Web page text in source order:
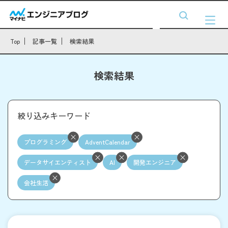
Top 記事一覧 検索結果
検索結果
絞り込みキーワード
プログラミング AdventCalendar
データサイエンティスト AI 開発エンジニア
会社生活